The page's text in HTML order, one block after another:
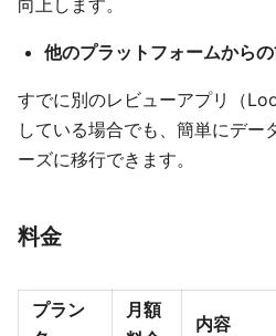
他のプラットフォームから
すでに別のレビューアプリ（
している場合でも、簡単にデー
ーズに移行できます。
料金
プラン
月額
内容